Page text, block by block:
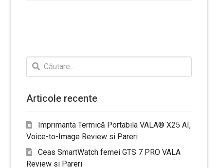
Caută
după:
Articole recente
Imprimanta Termică Portabila VALA® X25 AI,
Voice-to-Image Review si Pareri
Ceas SmartWatch femei GTS 7 PRO VALA
Review si Pareri